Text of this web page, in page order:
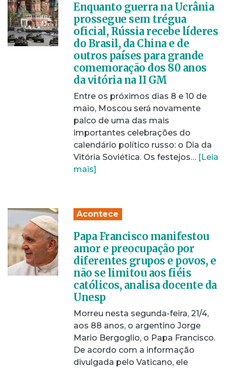
Enquanto guerra na Ucrânia
prossegue sem trégua
oficial, Rússia recebe líderes
do Brasil, da China e de
outros países para grande
comemoração dos 80 anos
da vitória na II GM
Entre os próximos dias 8 e 10 de
maio, Moscou será novamente
palco de uma das mais
importantes celebrações do
calendário político russo: o Dia da
Vitória Soviética. Os festejos… [Leia
mais]
Acontece
Papa Francisco manifestou
amor e preocupação por
diferentes grupos e povos, e
não se limitou aos fiéis
católicos, analisa docente da
Unesp
Morreu nesta segunda-feira, 21/4,
aos 88 anos, o argentino Jorge
Mario Bergoglio, o Papa Francisco.
De acordo com a informação
divulgada pelo Vaticano, ele